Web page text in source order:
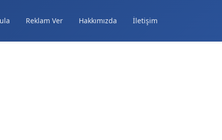
Reklam Ver Hakkımızda İletişim